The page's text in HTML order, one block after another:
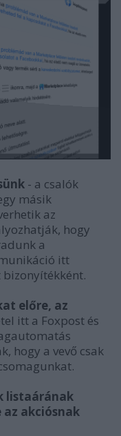
- a csalók
másik
az
hogy
a
itt
előre, az
itt a Foxpost és
hogy a vevő csak
listaárának
akciósnak